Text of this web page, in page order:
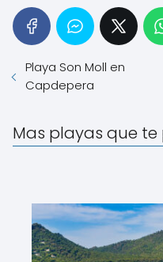
Playa Son Moll en
Capdepera
Mas playas que